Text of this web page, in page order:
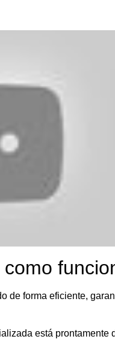
de forma eficiente,
está prontamente